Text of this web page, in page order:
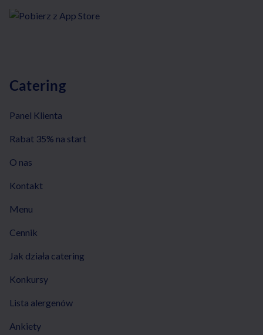
Catering
Panel Klienta
Rabat 35% na start
O nas
Kontakt
Menu
Cennik
Jak działa catering
Konkursy
Lista alergenów
Ankiety